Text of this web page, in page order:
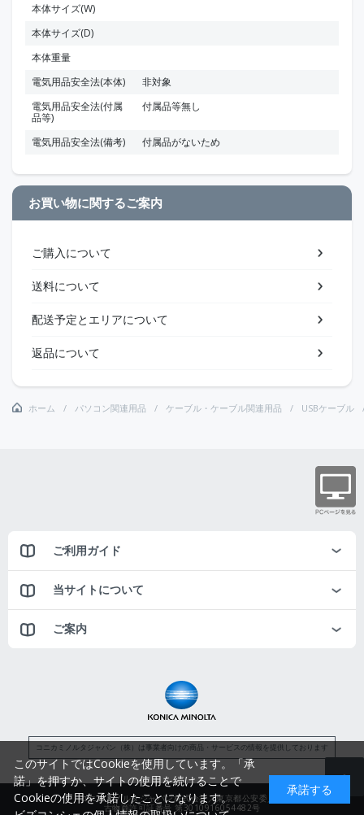
本体サイズ(W)
本体サイズ(D)
本体重量
電気用品安全法(本体)
非対象
電気用品安全法(付属
品等)
付属品等無し
電気用品安全法(備考) 付属品がないため
お買い物に関するご案内
ご購入について
送料について
配送予定とエリアについて
返品について
ホーム パソコン関連用品 ケーブル・ケーブル関連用品 USBケーブル
ご利用ガイド
当サイトについて
ご案内
コニカミノルタジャパン（株）は事業者向けの商品・サービスの情報を提供しております
コニカミノルタジャパン株式会社／東京都公安委員会
古物商許可証番号 第3010916054482号
このサイトではCookieを使用しています。「承
諾」を押すか、サイトの使用を続けることで
Cookieの使用を承諾したことになります。
承諾する